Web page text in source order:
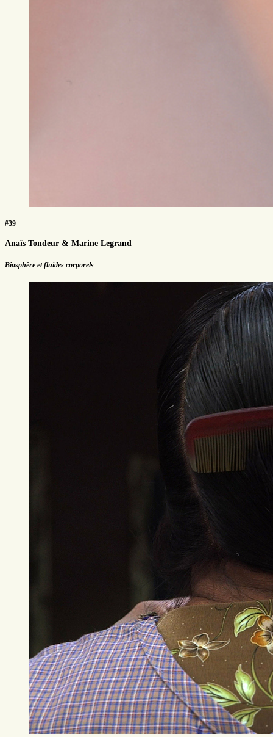
#39
Anaïs Tondeur & Marine Legrand
Biosphère et fluides corporels